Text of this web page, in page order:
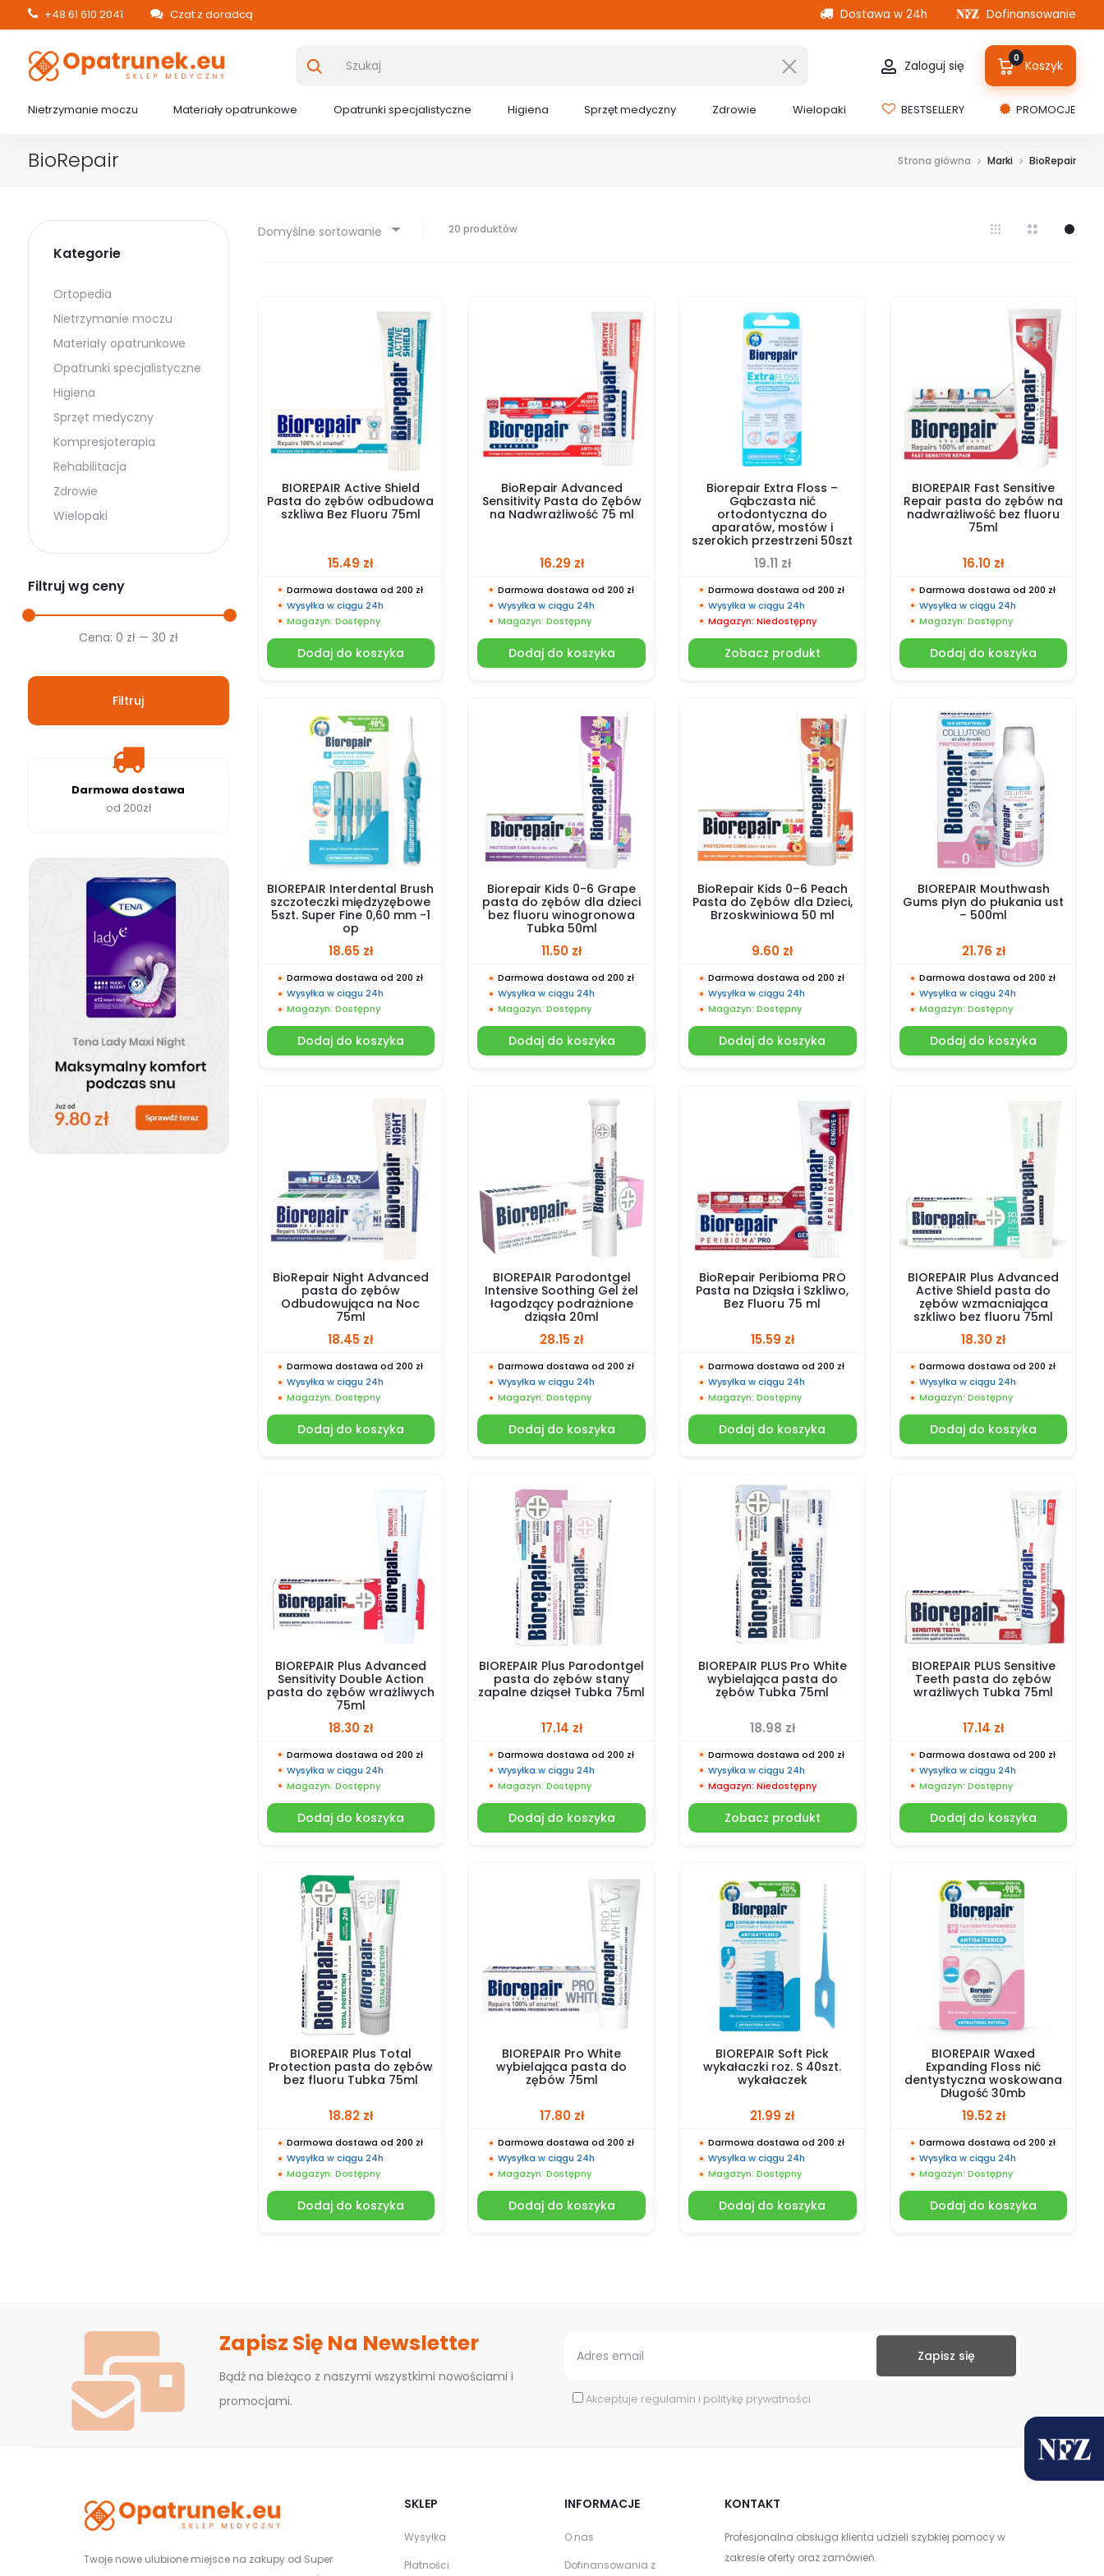
+48 61 610 2041 Czat z doradcą Dostawa w 24h Dofinansowanie
Zaloguj się 0 Koszyk
Nietrzymanie moczu Materiały opatrunkowe Opatrunki specjalistyczne Higiena Sprzęt medyczny Zdrowie Wielopaki BESTSELLERY PROMOCJE
BioRepair Strona główna Marki BioRepair
Domyślne sortowanie 20 produktów
BIOREPAIR Active Shield
Pasta do zębów odbudowa
szkliwa Bez Fluoru 75ml
15.49 zł
Darmowa dostawa od 200 zł
Wysyłka w ciągu 24h
Magazyn: Dostępny
Dodaj do koszyka
BioRepair Advanced
Sensitivity Pasta do Zębów
na Nadwrażliwość 75 ml
16.29 zł
Darmowa dostawa od 200 zł
Wysyłka w ciągu 24h
Magazyn: Dostępny
Dodaj do koszyka
Biorepair Extra Floss –
Gąbczasta nić
ortodontyczna do
aparatów, mostów i
szerokich przestrzeni 50szt
19.11 zł
Darmowa dostawa od 200 zł
Wysyłka w ciągu 24h
Magazyn: Niedostępny
Zobacz produkt
BIOREPAIR Fast Sensitive
Repair pasta do zębów na
nadwrażliwość bez fluoru
75ml
16.10 zł
Darmowa dostawa od 200 zł
Wysyłka w ciągu 24h
Magazyn: Dostępny
Dodaj do koszyka
BIOREPAIR Interdental Brush
szczoteczki międzyzębowe
5szt. Super Fine 0,60 mm -1
op
18.65 zł
Darmowa dostawa od 200 zł
Wysyłka w ciągu 24h
Magazyn: Dostępny
Dodaj do koszyka
Biorepair Kids 0-6 Grape
pasta do zębów dla dzieci
bez fluoru winogronowa
Tubka 50ml
11.50 zł
Darmowa dostawa od 200 zł
Wysyłka w ciągu 24h
Magazyn: Dostępny
Dodaj do koszyka
BioRepair Kids 0–6 Peach
Pasta do Zębów dla Dzieci,
Brzoskwiniowa 50 ml
9.60 zł
Darmowa dostawa od 200 zł
Wysyłka w ciągu 24h
Magazyn: Dostępny
Dodaj do koszyka
BIOREPAIR Mouthwash
Gums płyn do płukania ust
– 500ml
21.76 zł
Darmowa dostawa od 200 zł
Wysyłka w ciągu 24h
Magazyn: Dostępny
Dodaj do koszyka
BioRepair Night Advanced
pasta do zębów
Odbudowująca na Noc
75ml
18.45 zł
Darmowa dostawa od 200 zł
Wysyłka w ciągu 24h
Magazyn: Dostępny
Dodaj do koszyka
BIOREPAIR Parodontgel
Intensive Soothing Gel żel
łagodzący podrażnione
dziąsła 20ml
28.15 zł
Darmowa dostawa od 200 zł
Wysyłka w ciągu 24h
Magazyn: Dostępny
Dodaj do koszyka
BioRepair Peribioma PRO
Pasta na Dziąsła i Szkliwo,
Bez Fluoru 75 ml
15.59 zł
Darmowa dostawa od 200 zł
Wysyłka w ciągu 24h
Magazyn: Dostępny
Dodaj do koszyka
BIOREPAIR Plus Advanced
Active Shield pasta do
zębów wzmacniająca
szkliwo bez fluoru 75ml
18.30 zł
Darmowa dostawa od 200 zł
Wysyłka w ciągu 24h
Magazyn: Dostępny
Dodaj do koszyka
BIOREPAIR Plus Advanced
Sensitivity Double Action
pasta do zębów wrażliwych
75ml
18.30 zł
Darmowa dostawa od 200 zł
Wysyłka w ciągu 24h
Magazyn: Dostępny
Dodaj do koszyka
BIOREPAIR Plus Parodontgel
pasta do zębów stany
zapalne dziąseł Tubka 75ml
17.14 zł
Darmowa dostawa od 200 zł
Wysyłka w ciągu 24h
Magazyn: Dostępny
Dodaj do koszyka
BIOREPAIR PLUS Pro White
wybielająca pasta do
zębów Tubka 75ml
18.98 zł
Darmowa dostawa od 200 zł
Wysyłka w ciągu 24h
Magazyn: Niedostępny
Zobacz produkt
BIOREPAIR PLUS Sensitive
Teeth pasta do zębów
wrażliwych Tubka 75ml
17.14 zł
Darmowa dostawa od 200 zł
Wysyłka w ciągu 24h
Magazyn: Dostępny
Dodaj do koszyka
BIOREPAIR Plus Total
Protection pasta do zębów
bez fluoru Tubka 75ml
18.82 zł
Darmowa dostawa od 200 zł
Wysyłka w ciągu 24h
Magazyn: Dostępny
Dodaj do koszyka
BIOREPAIR Pro White
wybielająca pasta do
zębów 75ml
17.80 zł
Darmowa dostawa od 200 zł
Wysyłka w ciągu 24h
Magazyn: Dostępny
Dodaj do koszyka
BIOREPAIR Soft Pick
wykałaczki roz. S 40szt.
wykałaczek
21.99 zł
Darmowa dostawa od 200 zł
Wysyłka w ciągu 24h
Magazyn: Dostępny
Dodaj do koszyka
BIOREPAIR Waxed
Expanding Floss nić
dentystyczna woskowana
Długość 30mb
19.52 zł
Darmowa dostawa od 200 zł
Wysyłka w ciągu 24h
Magazyn: Dostępny
Dodaj do koszyka
Kategorie
Ortopedia
Nietrzymanie moczu
Materiały opatrunkowe
Opatrunki specjalistyczne
Higiena
Sprzęt medyczny
Kompresjoterapia
Rehabilitacja
Zdrowie
Wielopaki
Filtruj wg ceny
Cena
Cena
Filtruj
Cena: 0 zł— 30 zł
Darmowa dostawa
od 200zł
Zapisz Się Na Newsletter
Bądź na bieżąco z naszymi wszystkimi nowościami i
promocjami.
Akceptuje regulamin i politykę prywatności
Twoje nowe ulubione miejsce na zakupy od Super
SKLEP
Wysyłka
Płatności
INFORMACJE
O nas
Dofinansowania z
KONTAKT
Profesjonalna obsługa klienta udzieli szybkiej pomocy w
zakresie oferty oraz zamówień.